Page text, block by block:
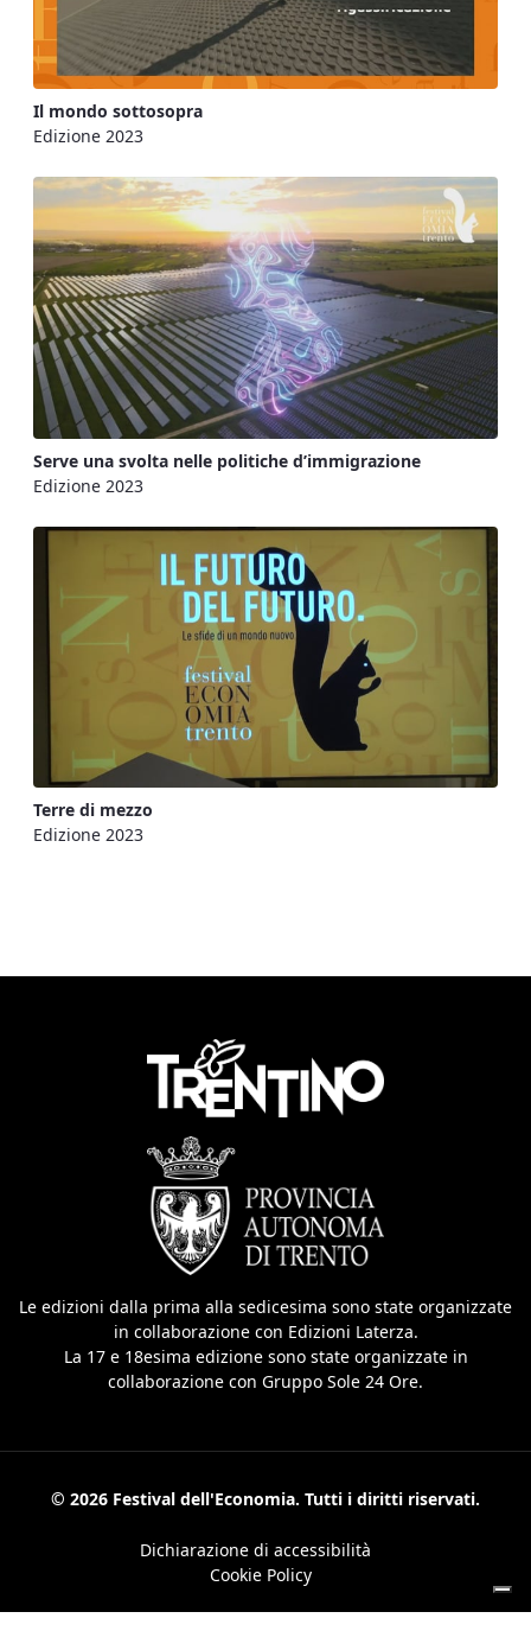
Il mondo sottosopra
Edizione 2023
Serve una svolta nelle politiche d’immigrazione
Edizione 2023
Terre di mezzo
Edizione 2023
Le edizioni dalla prima alla sedicesima sono state organizzate
in collaborazione con Edizioni Laterza.
La 17 e 18esima edizione sono state organizzate in
collaborazione con Gruppo Sole 24 Ore.
© 2026 Festival dell'Economia. Tutti i diritti riservati.
Dichiarazione di accessibilità
Cookie Policy